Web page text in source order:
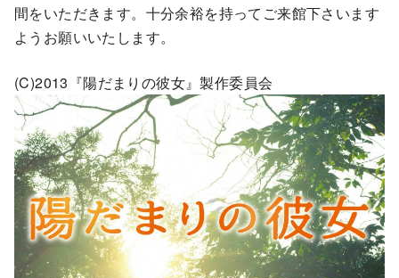
間をいただきます。十分余裕を持ってご来館下さいます
ようお願いいたします。
(C)2013『陽だまりの彼女』製作委員会